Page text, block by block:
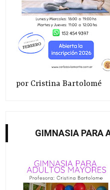
por Cristina Bartolomé
GIMNASIA PARA